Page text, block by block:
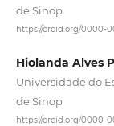
de Sinop
https://orcid.org/0000-
Hiolanda Alves
Universidade do
de Sinop
https://orcid.org/0000-